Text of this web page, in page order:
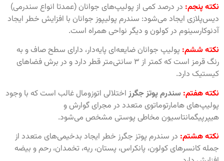
نکته پنجم: در درصد کمی از پولیپ‌های جوانان (عمدتا انواع سندرمی)
دیس‌پلازی ایجاد می‌شود: سندرم پولیپوز جوانان با افزایش خطر ایجاد
آدنوکارسینوم در کولون و دیگر نواحی همراه است.
نکته ششم: پولیپ جوانان ضایعه‌ای پایه‌دار، دارای سطح صاف و به
رنگ قرمز است که کمتر از ۳ سانتی‌متر قطر دارد و در برش فضاهای
کیستیک دارد.
نکته هفتم: سندرم پوتز جگرزاختلالی اتوزومال غالب است که با وجود
پولیپ‌های هامارتوماتوی متعدد در مجرای گوارش و
هیپرپیگمانتاسیون مخاطی پوستی مشخص می‌شود.
نکته هشتم: در سندرم پوتز جگرز خطر ایجاد بدخیمی‌های متعدد از
جمله کانسرهای کولون، پانکراس، پستان، ریه، تخمدان، رحم و بیضه